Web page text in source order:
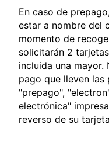
En caso de
estar a nombre del
momento de
solicitarán 2
incluida una
pago que lleven
"prepago",
electrónica"
reverso de su tarjeta